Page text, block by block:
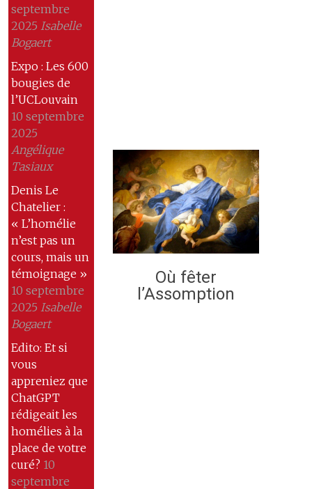
septembre
2025 Isabelle
Bogaert
Expo : Les 600
bougies de
l’UCLouvain
10 septembre
2025
Angélique
Tasiaux
Denis Le
Chatelier :
« L’homélie
n’est pas un
cours, mais un
témoignage »
10 septembre
2025 Isabelle
Bogaert
Edito: Et si
vous
appreniez que
ChatGPT
rédigeait les
homélies à la
place de votre
curé? 10
septembre
Où fêter
l’Assomption